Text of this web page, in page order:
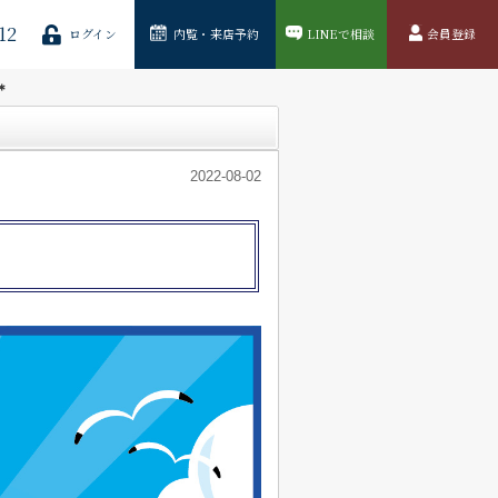
ログイン 内覧・来店予約 LINEで相談 会員登録
2022-08-02